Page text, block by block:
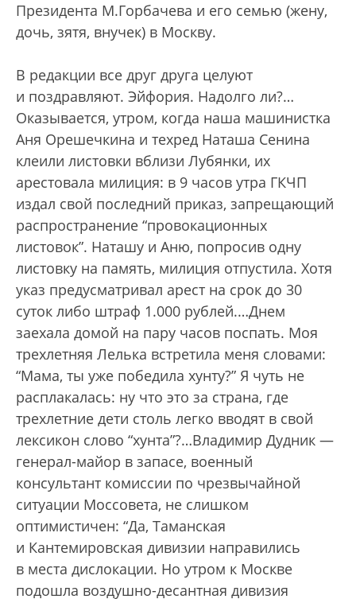
Президента М.Горбачева и его семью (жену,
дочь, зятя, внучек) в Москву.
В редакции все друг друга целуют
и поздравляют. Эйфория. Надолго ли?…
Оказывается, утром, когда наша машинистка
Аня Орешечкина и техред Наташа Сенина
клеили листовки вблизи Лубянки, их
арестовала милиция: в 9 часов утра ГКЧП
издал свой последний приказ, запрещающий
распространение “провокационных
листовок”. Наташу и Аню, попросив одну
листовку на память, милиция отпустила. Хотя
указ предусматривал арест на срок до 30
суток либо штраф 1.000 рублей.…Днем
заехала домой на пару часов поспать. Моя
трехлетняя Лелька встретила меня словами:
“Мама, ты уже победила хунту?” Я чуть не
расплакалась: ну что это за страна, где
трехлетние дети столь легко вводят в свой
лексикон слово “хунта”?…Владимир Дудник —
генерал-майор в запасе, военный
консультант комиссии по чрезвычайной
ситуации Моссовета, не слишком
оптимистичен: “Да, Таманская
и Кантемировская дивизии направились
в места дислокации. Но утром к Москве
подошла воздушно-десантная дивизия